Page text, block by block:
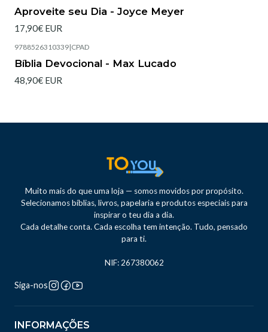
Aproveite seu Dia - Joyce Meyer
17,90€ EUR
9788526310339|CPAD
Bíblia Devocional - Max Lucado
48,90€ EUR
Muito mais do que uma loja — somos movidos por propósito.
Selecionamos bíblias, livros, papelaria e produtos especiais para
inspirar o teu dia a dia.
Cada detalhe conta. Cada escolha tem intenção. Tudo, pensado
para ti.
NIF: 267380062
Siga-nos
INFORMAÇÕES